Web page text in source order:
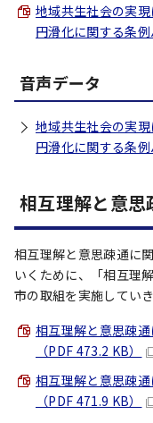
地域共生社会の実
円滑化に関する条例
音声データ
地域共生社会の実
円滑化に関する条例
相互理解と意思
相互理解と意思疎通に
いくために、「相互理
市の取組を実施していき
相互理解と意思疎通
（PDF 473.2 KB）
相互理解と意思疎通
（PDF 471.9 KB）